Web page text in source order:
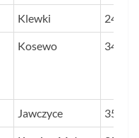
Klewki 24
Kosewo 34
Jawczyce 35